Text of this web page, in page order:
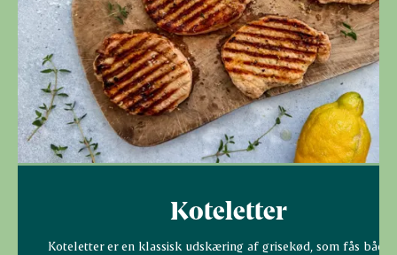
Koteletter
Koteletter er en klassisk udskæring af grisekød, som fås både